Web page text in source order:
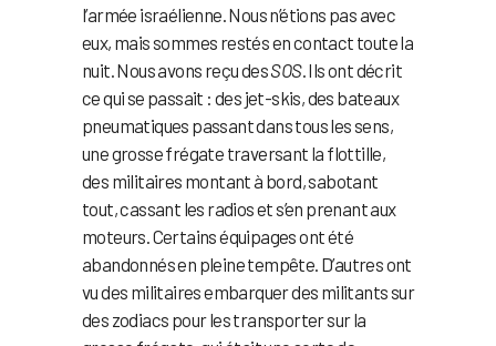
l’armée israélienne. Nous n’étions pas avec
eux, mais sommes restés en contact toute la
nuit. Nous avons reçu desSOS. Ils ont décrit
ce qui se passait : des jet-skis, des bateaux
pneumatiques passant dans tous les sens,
une grosse frégate traversant la flottille,
des militaires montant à bord, sabotant
tout, cassant les radios et s’en prenant aux
moteurs. Certains équipages ont été
abandonnés en pleine tempête. D’autres ont
vu des militaires embarquer des militants sur
des zodiacs pour les transporter sur la